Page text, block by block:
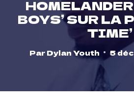
HOMELANDER
BOYS’ SUR LA
TIME’
ParDylan Youth 5